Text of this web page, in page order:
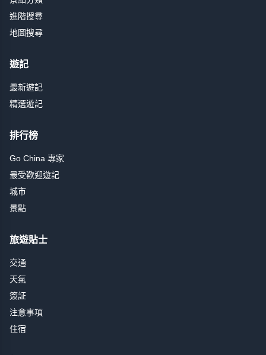
進階搜尋
地圖搜尋
遊記
最新遊記
精選遊記
排行榜
Go China 專家
最受歡迎遊記
城市
景點
旅遊貼士
交通
天氣
簽証
注意事項
住宿